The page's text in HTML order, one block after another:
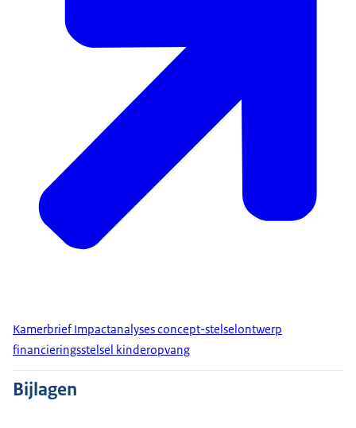
Kamerbrief Impactanalyses concept-stelselontwerp
financieringsstelsel kinderopvang
Bijlagen